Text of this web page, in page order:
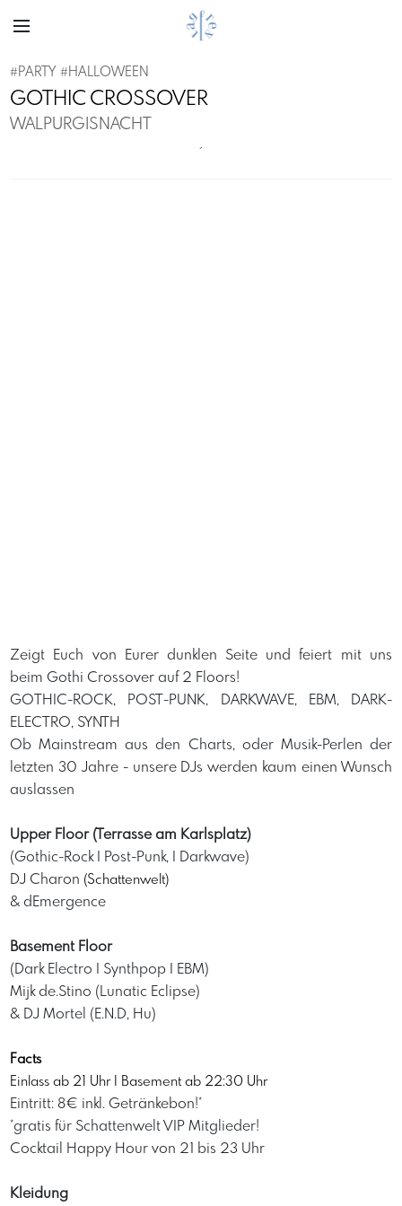
#PARTY #HALLOWEEN
GOTHIC CROSSOVER
WALPURGISNACHT
´
Zeigt Euch von Eurer dunklen Seite und feiert mit uns
beim Gothi Crossover auf 2 Floors!
GOTHIC-ROCK, POST-PUNK, DARKWAVE, EBM, DARK-
ELECTRO, SYNTH
Ob Mainstream aus den Charts, oder Musik-Perlen der
letzten 30 Jahre - unsere DJs werden kaum einen Wunsch
auslassen
Upper Floor (Terrasse am Karlsplatz)
(Gothic-RockI
Post-Punk, I Darkwave)
DJ Charon (Schattenwelt)
& dEmergence
Basement Floor
(Dark Electro I Synthpop I EBM)
Mijk de.Stino (Lunatic Eclipse)
& DJ Mortel (E.N.D, Hu)
Facts
Einlass ab 21 Uhr I Basement ab 22:30 Uhr
Eintritt: 8€ inkl. Getränkebon!*
*gratis für Schattenwelt VIP Mitglieder!
Cocktail
Happy Hour von 21 bis 23 Uhr
Kleidung